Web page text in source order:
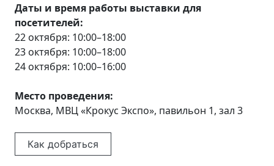
Даты и время работы выставки для
посетителей:
22 октября: 10:00–18:00
23 октября: 10:00–18:00
24 октября: 10:00–16:00
Место проведения:
Москва, МВЦ «Крокус Экспо», павильон 1, зал 3
Как добраться